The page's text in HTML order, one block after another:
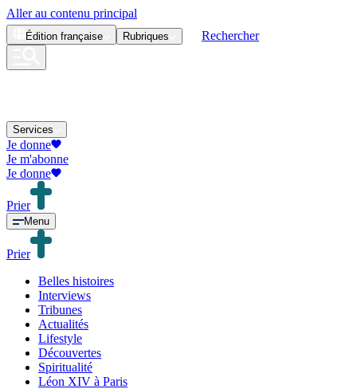
Aller au contenu principal
Édition française Rubriques Rechercher
Services
Je donne
Je m'abonne
Je donne
Prier
Menu
Prier
Belles histoires
Interviews
Tribunes
Actualités
Lifestyle
Découvertes
Spiritualité
Léon XIV à Paris